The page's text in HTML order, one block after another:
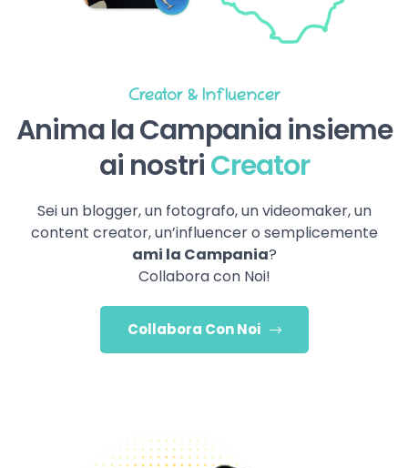
Creator & Influencer
Anima la Campania insieme
ai nostriCreator
Sei un blogger, un fotografo, un videomaker, un
content creator, un’influencer o semplicemente
ami la Campania?
Collabora con Noi!
Collabora Con Noi